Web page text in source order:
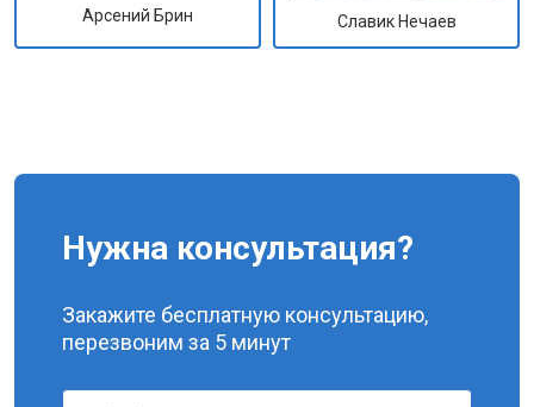
Арсений Брин Славик Нечаев
Нужна консультация?
Закажите бесплатную консультацию,
перезвоним за 5 минут